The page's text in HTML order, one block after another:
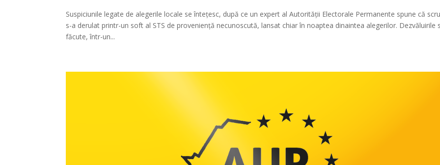
Suspiciunile legate de alegerile locale se întețesc, după ce un expert al Autorității Electorale Permanente spune că
s-a derulat printr-un soft al STS de proveniență necunoscută, lansat chiar în noaptea dinaintea alegerilor. Dezvăluirile
făcute, într-un...